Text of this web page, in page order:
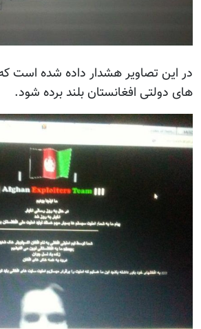
در این تصاویر هشدار داده شده است
های دولتی افغانستان بلند برده شود.